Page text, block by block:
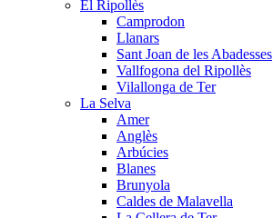
El Ripollès
Camprodon
Llanars
Sant Joan de les Abadesses
Vallfogona del Ripollès
Vilallonga de Ter
La Selva
Amer
Anglès
Arbúcies
Blanes
Brunyola
Caldes de Malavella